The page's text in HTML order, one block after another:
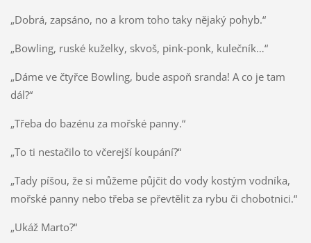
„Dobrá, zapsáno, no a krom toho taky nějaký pohyb.“
„Bowling, ruské kuželky, skvoš, pink-ponk, kulečník…“
„Dáme ve čtyřce Bowling, bude aspoň sranda! A co je tam
dál?“
„Třeba do bazénu za mořské panny.“
„To ti nestačilo to včerejší koupání?“
„Tady píšou, že si můžeme půjčit do vody kostým vodníka,
mořské panny nebo třeba se převtělit za rybu či chobotnici.“
„Ukáž Marto?“